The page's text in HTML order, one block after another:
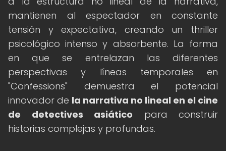
mantienen al espectador en constante
tensión y expectativa, creando un thriller
psicológico intenso y absorbente. La forma
en que se entrelazan las diferentes
perspectivas y líneas temporales en
"Confessions" demuestra el potencial
innovador de la narrativa no lineal en el cine
de detectives asiático para construir
historias complejas y profundas.